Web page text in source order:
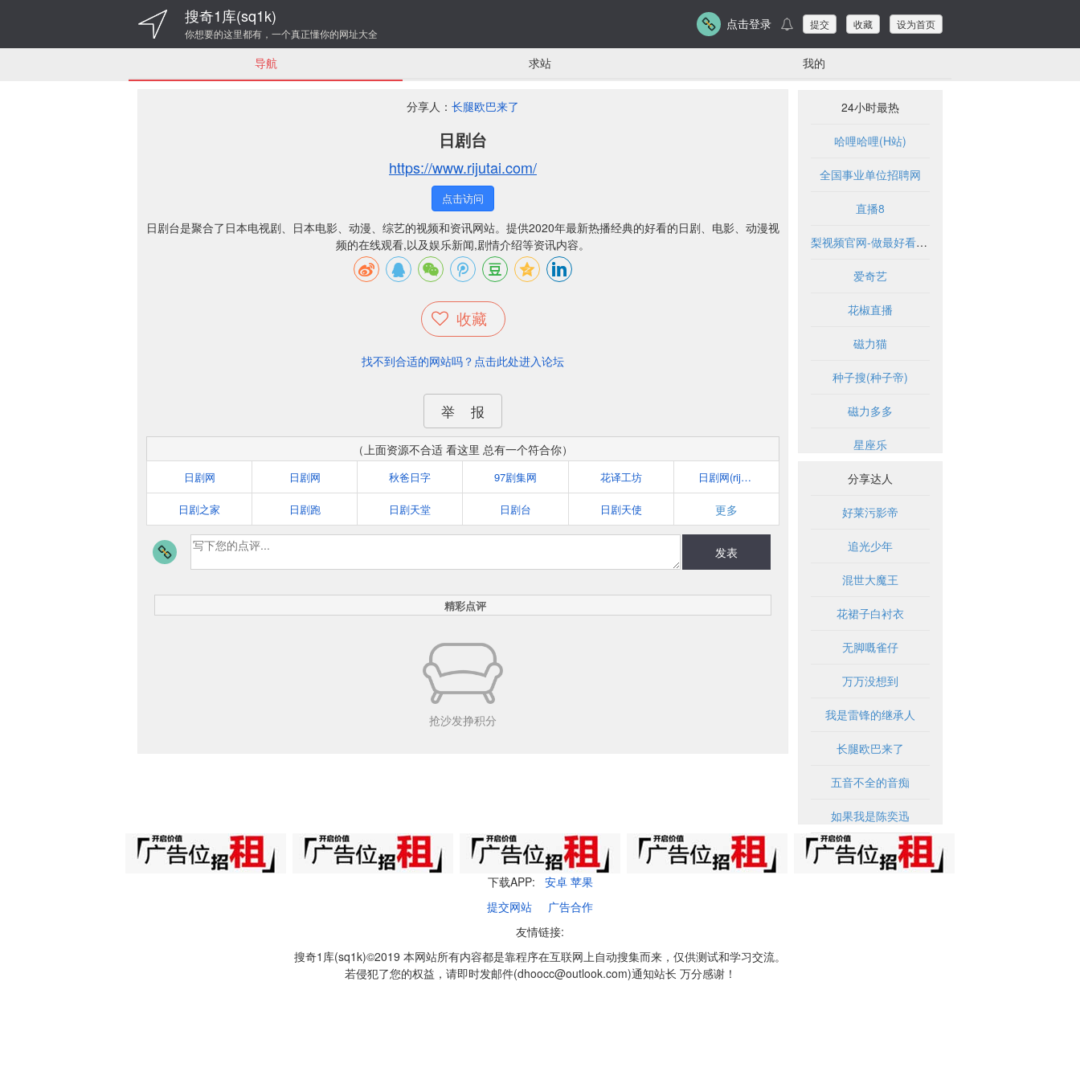
搜奇1库(sq1k)
你想要的这里都有，一个真正懂你的网址大全
点击登录 提交 收藏 设为首页
导航 求站 我的
分享人： 长腿欧巴来了
日剧台
https://www.rijutai.com/
点击访问
日剧台是聚合了日本电视剧、日本电影、动漫、综艺的视频和资讯网站。提供2020年最新热播经典的好看的日剧、电影、动漫视
频的在线观看,以及娱乐新闻,剧情介绍等资讯内容。
收藏
找不到合适的网站吗？点击此处进入论坛
举 报
（上面资源不合适 看这里 总有一个符合你）
日剧网 日剧网 秋爸日字 97剧集网 花译工坊 日剧网(rijux.com)
日剧之家 日剧跑 日剧天堂 日剧台 日剧天使 更多
发表
精彩点评
抢沙发挣积分
24小时最热
哈哩哈哩(H站)
全国事业单位招聘网
直播8
梨视频官网-做最好看的资讯短视频-Pear Video
爱奇艺
花椒直播
磁力猫
种子搜(种子帝)
磁力多多
星座乐
分享达人
好莱污影帝
追光少年
混世大魔王
花裙子白衬衣
无脚嘅雀仔
万万没想到
我是雷锋的继承人
长腿欧巴来了
五音不全的音痴
如果我是陈奕迅
下载APP: 安卓 苹果
提交网站
广告合作
友情链接:
搜奇1库(sq1k)©2019 本网站所有内容都是靠程序在互联网上自动搜集而来，仅供测试和学习交流。
若侵犯了您的权益，请即时发邮件(dhoocc@outlook.com)通知站长 万分感谢！